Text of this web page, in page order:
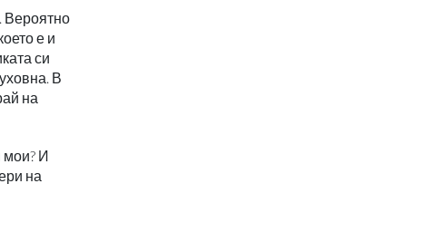
Вероятно
е и
си
В
на
мои? И
на